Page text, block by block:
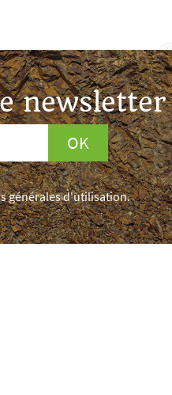
newsletter
OK
générales d'utilisation.